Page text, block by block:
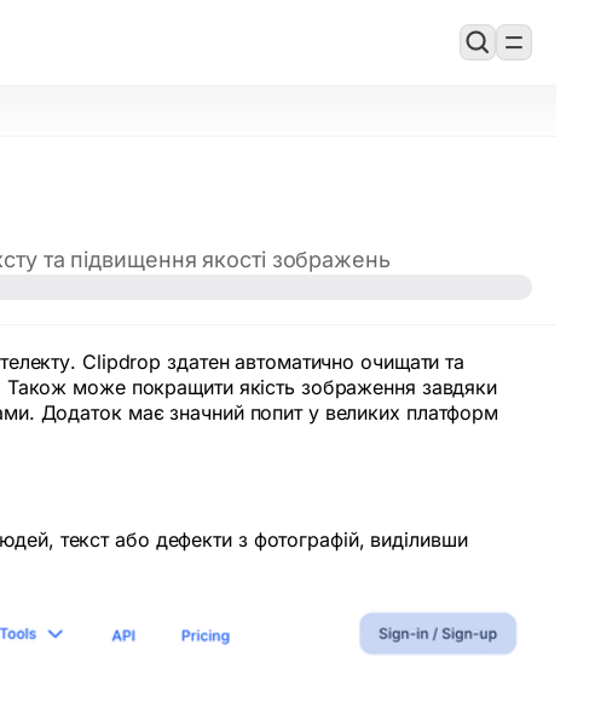
та підвищення якості зображень
Clipdrop здатен автоматично очищати та
Також може покращити якість зображення завдяки
Додаток має значний попит у великих платформ
текст або дефекти з фотографій, виділивши